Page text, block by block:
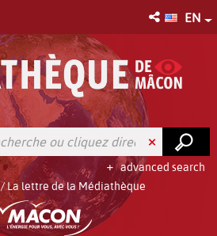
EN
advanced search
/La lettre de la Médiathèque